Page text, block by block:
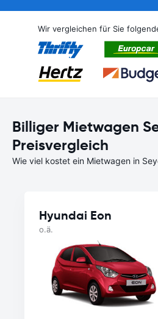
Wir vergleichen für Sie
Billiger Mietwagen
Preisvergleich
Wie viel kostet ein Mietwagen in
Hyundai Eon
o.ä.